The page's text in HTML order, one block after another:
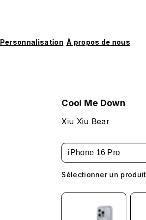
Personnalisation À propos de nous
Cool Me Down
Xiu Xiu Bear
iPhone 16 Pro
Sélectionner un produit